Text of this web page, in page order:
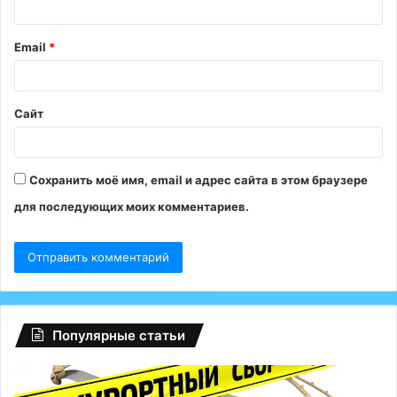
й
*
Email *
Сайт
Сохранить моё имя, email и адрес сайта в этом браузере
для последующих моих комментариев.
Популярные статьи